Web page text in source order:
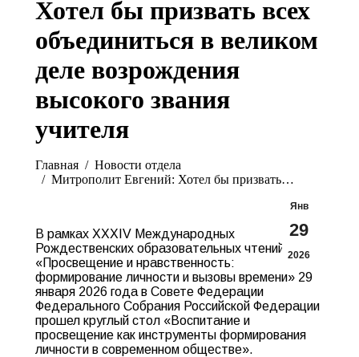
Хотел бы призвать всех
объединиться в великом
деле возрождения
высокого звания
учителя
Главная
Новости отдела
Митрополит Евгений: Хотел бы призвать…
Янв
29
2026
В рамках XXXIV Международных
Рождественских образовательных чтений
«Просвещение и нравственность:
формирование личности и вызовы времени» 29
января 2026 года в Совете Федерации
Федерального Собрания Российской Федерации
прошел круглый стол «Воспитание и
просвещение как инструменты формирования
личности в современном обществе».